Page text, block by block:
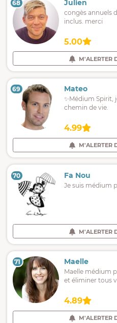
68 Julien
congès annuels du. 24 juillet. au. 8 aoput
inclus. merci
5.00
M'ALERTER
69 Mateo
✨Médium Spirit,
chemin de vie.
4.99
M'ALERTER
70 Fa Nou
Je suis médium
M'ALERTER
71 Maelle
Maelle médium pure, Je suis
et éliminer tous
4.89
M'ALERTER